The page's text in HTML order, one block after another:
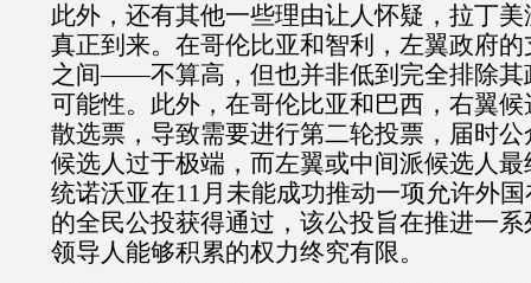
此外，还有其他一些理由让人怀疑，拉丁
真正到来。在哥伦比亚和智利，左翼政府的
之间——不算高，但也并非低到完全排除其
可能性。此外，在哥伦比亚和巴西，右翼
散选票，导致需要进行第二轮投票，届时
候选人过于极端，而左翼或中间派候选人
统诺沃亚在11月未能成功推动一项允许外
的全民公投获得通过，该公投旨在推进一
领导人能够积累的权力终究有限。